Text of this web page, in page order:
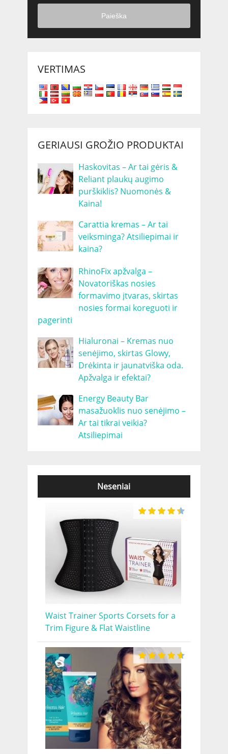
Paieška
VERTIMAS
GERIAUSI GROŽIO PRODUKTAI
Haskovitas – Ar tai gėris &
Reliant plaukų augimo
purškiklis? Nuomonės &
Kaina!
Carattia kremas – Ar tai
veiksminga? Atsiliepimai ir
kaina?
RhinoFix apžvalga –
Novatoriškas nosies
formavimo įtvaras, skirtas
nosies formai koreguoti ir
pagerinti
Hialuronai – Kremas nuo
senėjimo, skirtas Glowy,
Drėkinta ir jaunatviška oda.
Apžvalga ir efektai?
Energy Beauty Bar
masažuoklis nuo senėjimo –
Ar tai tikrai veikia?
Atsiliepimai
Neseniai
Waist Trainer Sports Corsets for a
Trim Figure & Flat Waistline